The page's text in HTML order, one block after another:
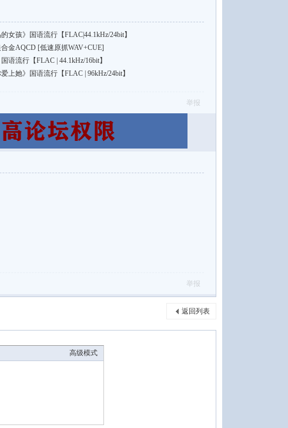
女孩》国语流行【FLAC|44.1kHz/24bit】
金AQCD [低速原抓WAV+CUE]
语流行【FLAC | 44.1kHz/16bit】
上她》国语流行【FLAC | 96kHz/24bit】
举报
举报
返回列表
高级模式